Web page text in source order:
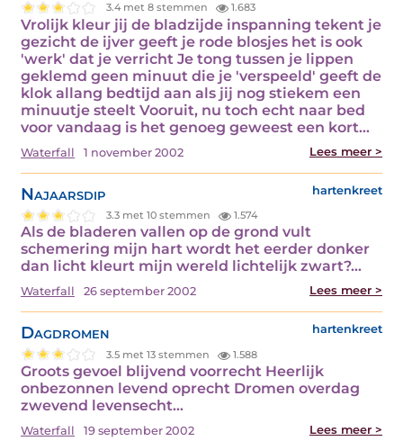
3.4 met 8 stemmen 1.683
Vrolijk kleur jij de bladzijde inspanning tekent je
gezicht de ijver geeft je rode blosjes het is ook
'werk' dat je verricht Je tong tussen je lippen
geklemd geen minuut die je 'verspeeld' geeft de
klok allang bedtijd aan als jij nog stiekem een
minuutje steelt Vooruit, nu toch echt naar bed
voor vandaag is het genoeg geweest een kort…
Waterfall 1 november 2002 Lees meer >
Najaarsdip hartenkreet
3.3 met 10 stemmen 1.574
Als de bladeren vallen op de grond vult
schemering mijn hart wordt het eerder donker
dan licht kleurt mijn wereld lichtelijk zwart?…
Waterfall 26 september 2002 Lees meer >
Dagdromen hartenkreet
3.5 met 13 stemmen 1.588
Groots gevoel blijvend voorrecht Heerlijk
onbezonnen levend oprecht Dromen overdag
zwevend levensecht…
Waterfall 19 september 2002 Lees meer >